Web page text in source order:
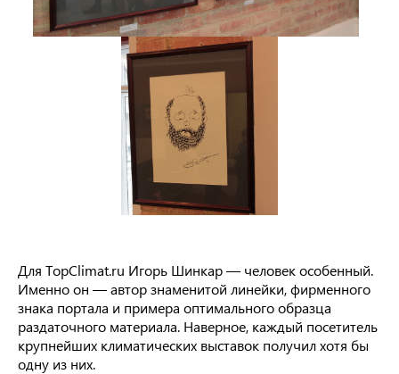
Для TopClimat.ru Игорь Шинкар — человек особенный.
Именно он — автор знаменитой линейки, фирменного
знака портала и примера оптимального образца
раздаточного материала. Наверное, каждый посетитель
крупнейших климатических выставок получил хотя бы
одну из них.